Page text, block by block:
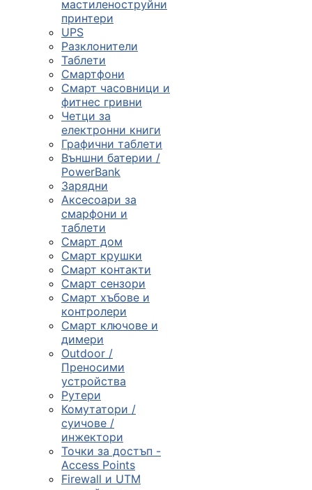
мастиленоструйни
принтери
UPS
Разклонители
Таблети
Смартфони
Смарт часовници и
фитнес гривни
Четци за
електронни книги
Графични таблети
Външни батерии /
PowerBank
Зарядни
Аксесоари за
смарфони и
таблети
Смарт дом
Смарт крушки
Смарт контакти
Смарт сензори
Смарт хъбове и
контролери
Смарт ключове и
димери
Outdoor /
Преносими
устройства
Рутери
Комутатори /
суичове /
инжектори
Точки за достъп -
Access Points
Firewall и UTM